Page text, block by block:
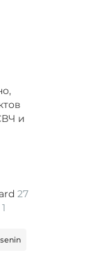
и
27
1